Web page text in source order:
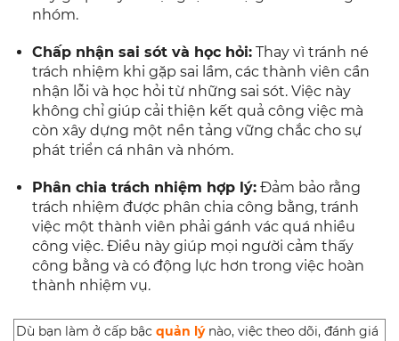
nhóm.
Chấp nhận sai sót và học hỏi: Thay vì tránh né
trách nhiệm khi gặp sai lầm, các thành viên cần
nhận lỗi và học hỏi từ những sai sót. Việc này
không chỉ giúp cải thiện kết quả công việc mà
còn xây dựng một nền tảng vững chắc cho sự
phát triển cá nhân và nhóm.
Phân chia trách nhiệm hợp lý: Đảm bảo rằng
trách nhiệm được phân chia công bằng, tránh
việc một thành viên phải gánh vác quá nhiều
công việc. Điều này giúp mọi người cảm thấy
công bằng và có động lực hơn trong việc hoàn
thành nhiệm vụ.
Dù bạn làm ở cấp bậc quản lýnào, việc theo dõi, đánh giá